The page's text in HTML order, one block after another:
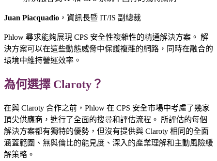
Juan Piacquadio ，資訊長暨 IT/IS 副總裁
Phlow 尋求能夠展現 CPS 安全性複雜性的精通解決方案。 解
決方案可以在這些動態威脅中保護複雜的網路，同時在融合的
環境中維持營運效率。
為何選擇 Claroty？
在與 Claroty 合作之前，Phlow 在 CPS 安全市場中考慮了幾家
頂尖供應商，進行了全面的搜尋和評估流程。 所評估的每個
解決方案都有獨特的優勢，但沒有提供與 Claroty 相同的全面
涵蓋範圍、無與倫比的能見度、深入的產業理解和主動風險緩
解策略。